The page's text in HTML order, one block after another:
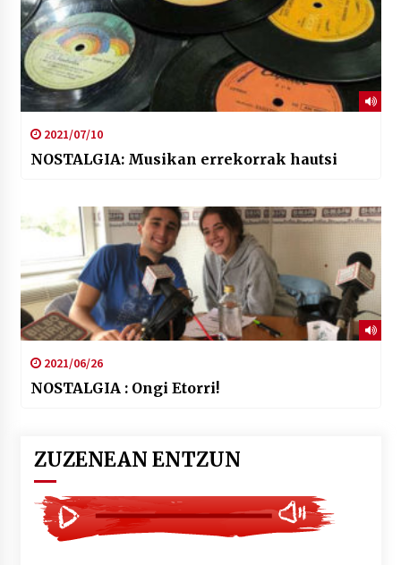
2021/07/10
NOSTALGIA: Musikan errekorrak hautsi
2021/06/26
NOSTALGIA : Ongi Etorri!
ZUZENEAN ENTZUN